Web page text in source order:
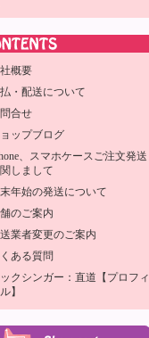
概要
・配送について
合せ
ップブログ
、スマホケースご注文発送
しまして
年始の発送について
のご案内
業者変更のご案内
ある質問
クシンガー：直道【プロフィ
】